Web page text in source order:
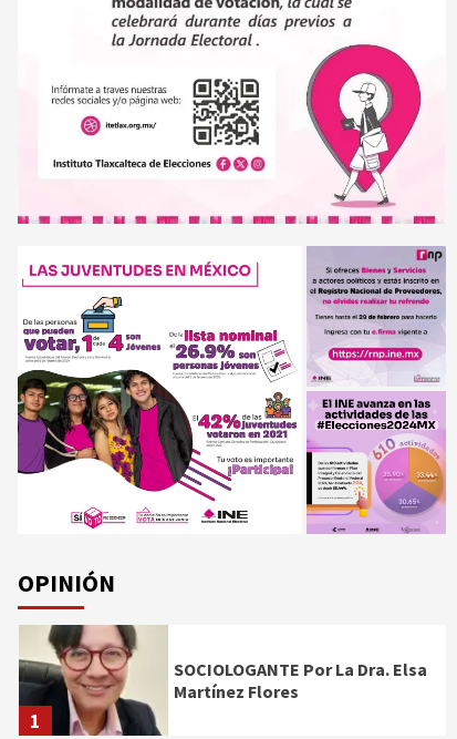
OPINIÓN
1
SOCIOLOGANTE Por La Dra. Elsa
Martínez Flores